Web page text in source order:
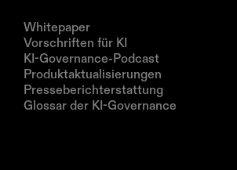
Whitepaper
Vorschriften für KI
KI-Governance-Podcast
Produktaktualisierungen
Presseberichterstattung
Glossar der KI-Governance